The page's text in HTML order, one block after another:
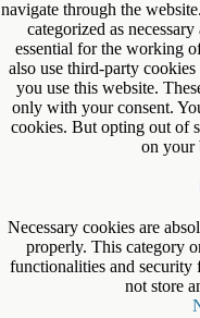
navigate through the
categorized as
essential for the working
also use third-party
you use this website.
only with your consent.
cookies. But opting out of
on your
Necessary cookies are
properly. This category
functionalities and security
not store